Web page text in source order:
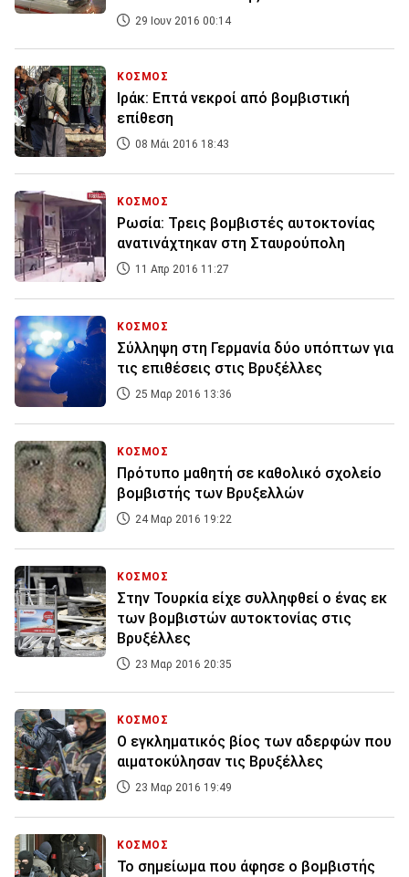
29 Ιουν 2016 00:14
ΚΟΣΜΟΣ
Ιράκ: Επτά νεκροί από βομβιστική
επίθεση
08 Μάι 2016 18:43
ΚΟΣΜΟΣ
Ρωσία: Τρεις βομβιστές αυτοκτονίας
ανατινάχτηκαν στη Σταυρούπολη
11 Απρ 2016 11:27
ΚΟΣΜΟΣ
Σύλληψη στη Γερμανία δύο υπόπτων για
τις επιθέσεις στις Βρυξέλλες
25 Μαρ 2016 13:36
ΚΟΣΜΟΣ
Πρότυπο μαθητή σε καθολικό σχολείο
βομβιστής των Βρυξελλών
24 Μαρ 2016 19:22
ΚΟΣΜΟΣ
Στην Τουρκία είχε συλληφθεί ο ένας εκ
των βομβιστών αυτοκτονίας στις
Βρυξέλλες
23 Μαρ 2016 20:35
ΚΟΣΜΟΣ
Ο εγκληματικός βίος των αδερφών που
αιματοκύλησαν τις Βρυξέλλες
23 Μαρ 2016 19:49
ΚΟΣΜΟΣ
Το σημείωμα που άφησε ο βομβιστής